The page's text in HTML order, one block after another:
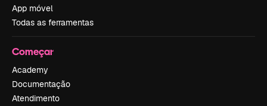
App móvel
Todas as ferramentas
Começar
Academy
Documentação
Atendimento